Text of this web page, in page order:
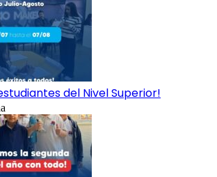
del Nivel Superior!